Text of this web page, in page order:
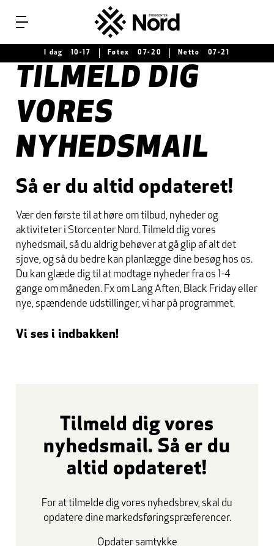
Menu
I dag 10-17 Føtex 07-20 Netto 07-21
TILMELD DIG
VORES
NYHEDSMAIL
Så er du altid opdateret!
Vær den første til at høre om tilbud, nyheder og
aktiviteter i Storcenter Nord. Tilmeld dig vores
nyhedsmail, så du aldrig behøver at gå glip af alt det
sjove, og så du bedre kan planlægge dine besøg hos os.
Du kan glæde dig til at modtage nyheder fra os 1-4
gange om måneden. Fx om Lang Aften, Black Friday eller
nye, spændende udstillinger, vi har på programmet.
Vi ses i indbakken!
Tilmeld dig vores
nyhedsmail. Så er du
altid opdateret!
For at tilmelde dig vores nyhedsbrev, skal du
opdatere dine markedsføringspræferencer.
Opdater samtykke